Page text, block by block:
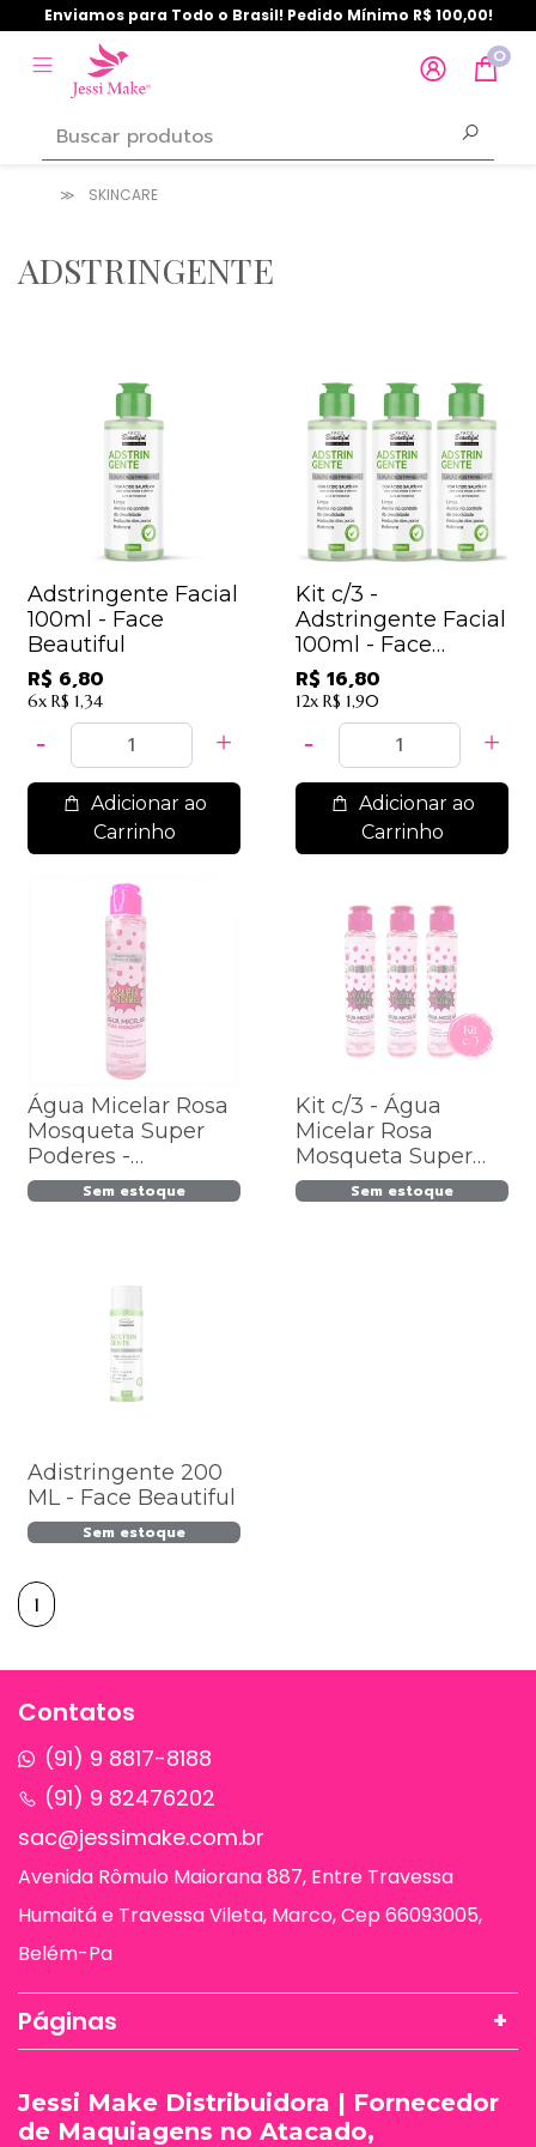
Enviamos para Todo o Brasil! Pedido Mínimo R$ 100,00!
0
SKINCARE
ADSTRINGENTE
Adstringente Facial
100ml - Face
Beautiful
R$ 6,80
6x R$ 1,34
Adicionar ao
Carrinho
Kit c/3 -
Adstringente Facial
100ml - Face
Beautiful / 5,60
R$ 16,80
12x R$ 1,90
Adicionar ao
Carrinho
Água Micelar Rosa
Mosqueta Super
Poderes -
AMICSP07
Sem estoque
Kit c/3 - Água
Micelar Rosa
Mosqueta Super
Poderes -
AMICSP07 / 7,12
Sem estoque
Adistringente 200
ML - Face Beautiful
Sem estoque
1
Contatos
(91) 9 8817-8188
(91) 9 82476202
sac@jessimake.com.br
Avenida Rômulo Maiorana 887, Entre Travessa
Humaitá e Travessa Vileta, Marco, Cep 66093005,
Belém-Pa
Páginas
Jessi Make Distribuidora | Fornecedor
de Maquiagens no Atacado,